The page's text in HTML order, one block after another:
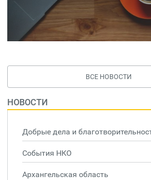
ВСЕ НОВОСТИ
НОВОСТИ
Добрые дела и
События НКО
Архангельская область